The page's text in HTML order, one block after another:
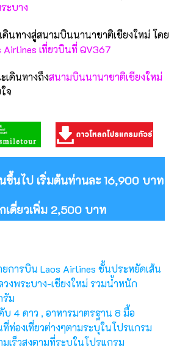
ะบาง
ทางสู่สนามบินนานาชาติเชียงใหม่ โดย
Airlines เที่ยวบินที่ QV367
นทางถึงสนามบินนานาชาติเชียงใหม่
จ
ขึ้นไป เริ่มต้นท่านละ 16,900 บาท
เดี่ยวเพิ่ม 2,500 บาท
ยการบิน Laos Airlines ชั้นประหยัดเส้น
วงพระบาง-เชียงใหม่ รวมน้ำหนัก
รัม
4 ดาว , อาหารมาตรฐาน 8 มื้อ
ท่องเที่ยวต่างๆตามระบุในโปรแกรม
เร็วสูงตามที่ระบุในโปรแกรม